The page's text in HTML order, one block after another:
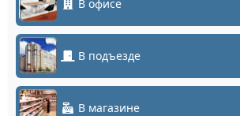
В офисе
В подъезде
В магазине